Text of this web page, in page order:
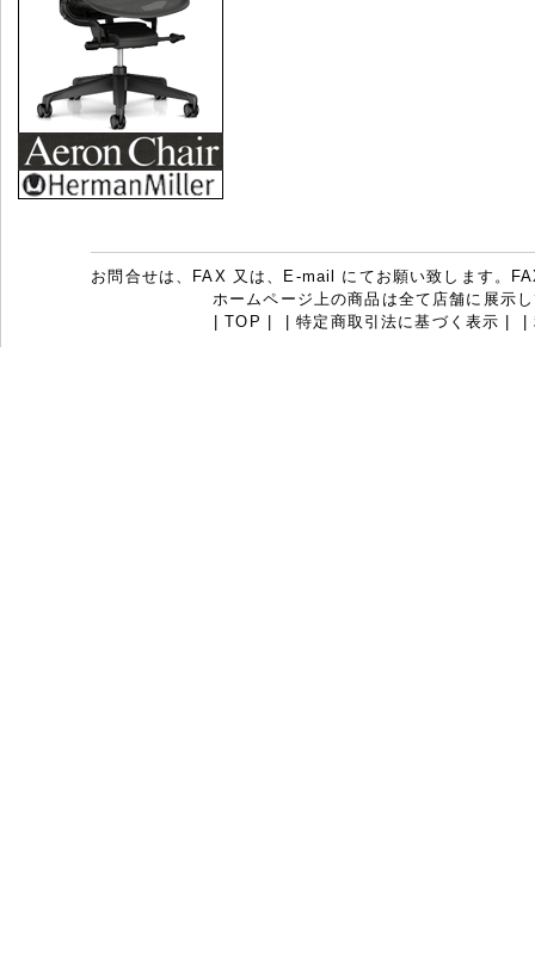
お問合せは、FAX 又は、E-mail にてお願い致します。
ホームページ上の商品は全て店舗に展示
|TOP |特定商取引法に基づく表示 |